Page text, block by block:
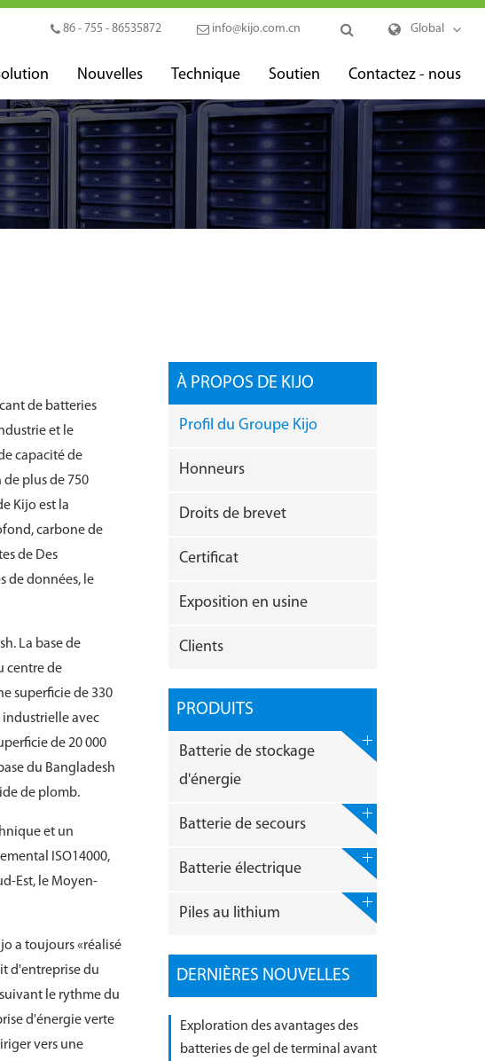
86 - 755 - 86535872 info@kijo.com.cn Global
Nouvelles Technique Soutien Contactez - nous
de batteries
et le
capacité de
plus de 750
Kijo est la
carbone de
de Des
de données, le
La base de
centre de
superficie de 330
industrielle avec
de 20 000
du Bangladesh
de plomb.
et un
ISO14000,
Est, le Moyen-
a toujours «réalisé
d'entreprise du
le rythme du
d'énergie verte
vers une
À PROPOS DE KIJO
Profil du Groupe Kijo
Honneurs
Droits de brevet
Certificat
Exposition en usine
Clients
PRODUITS
Batterie de stockage
d'énergie
Batterie de secours
Batterie électrique
Piles au lithium
DERNIÈRES NOUVELLES
Exploration des avantages des
batteries de gel de terminal avant